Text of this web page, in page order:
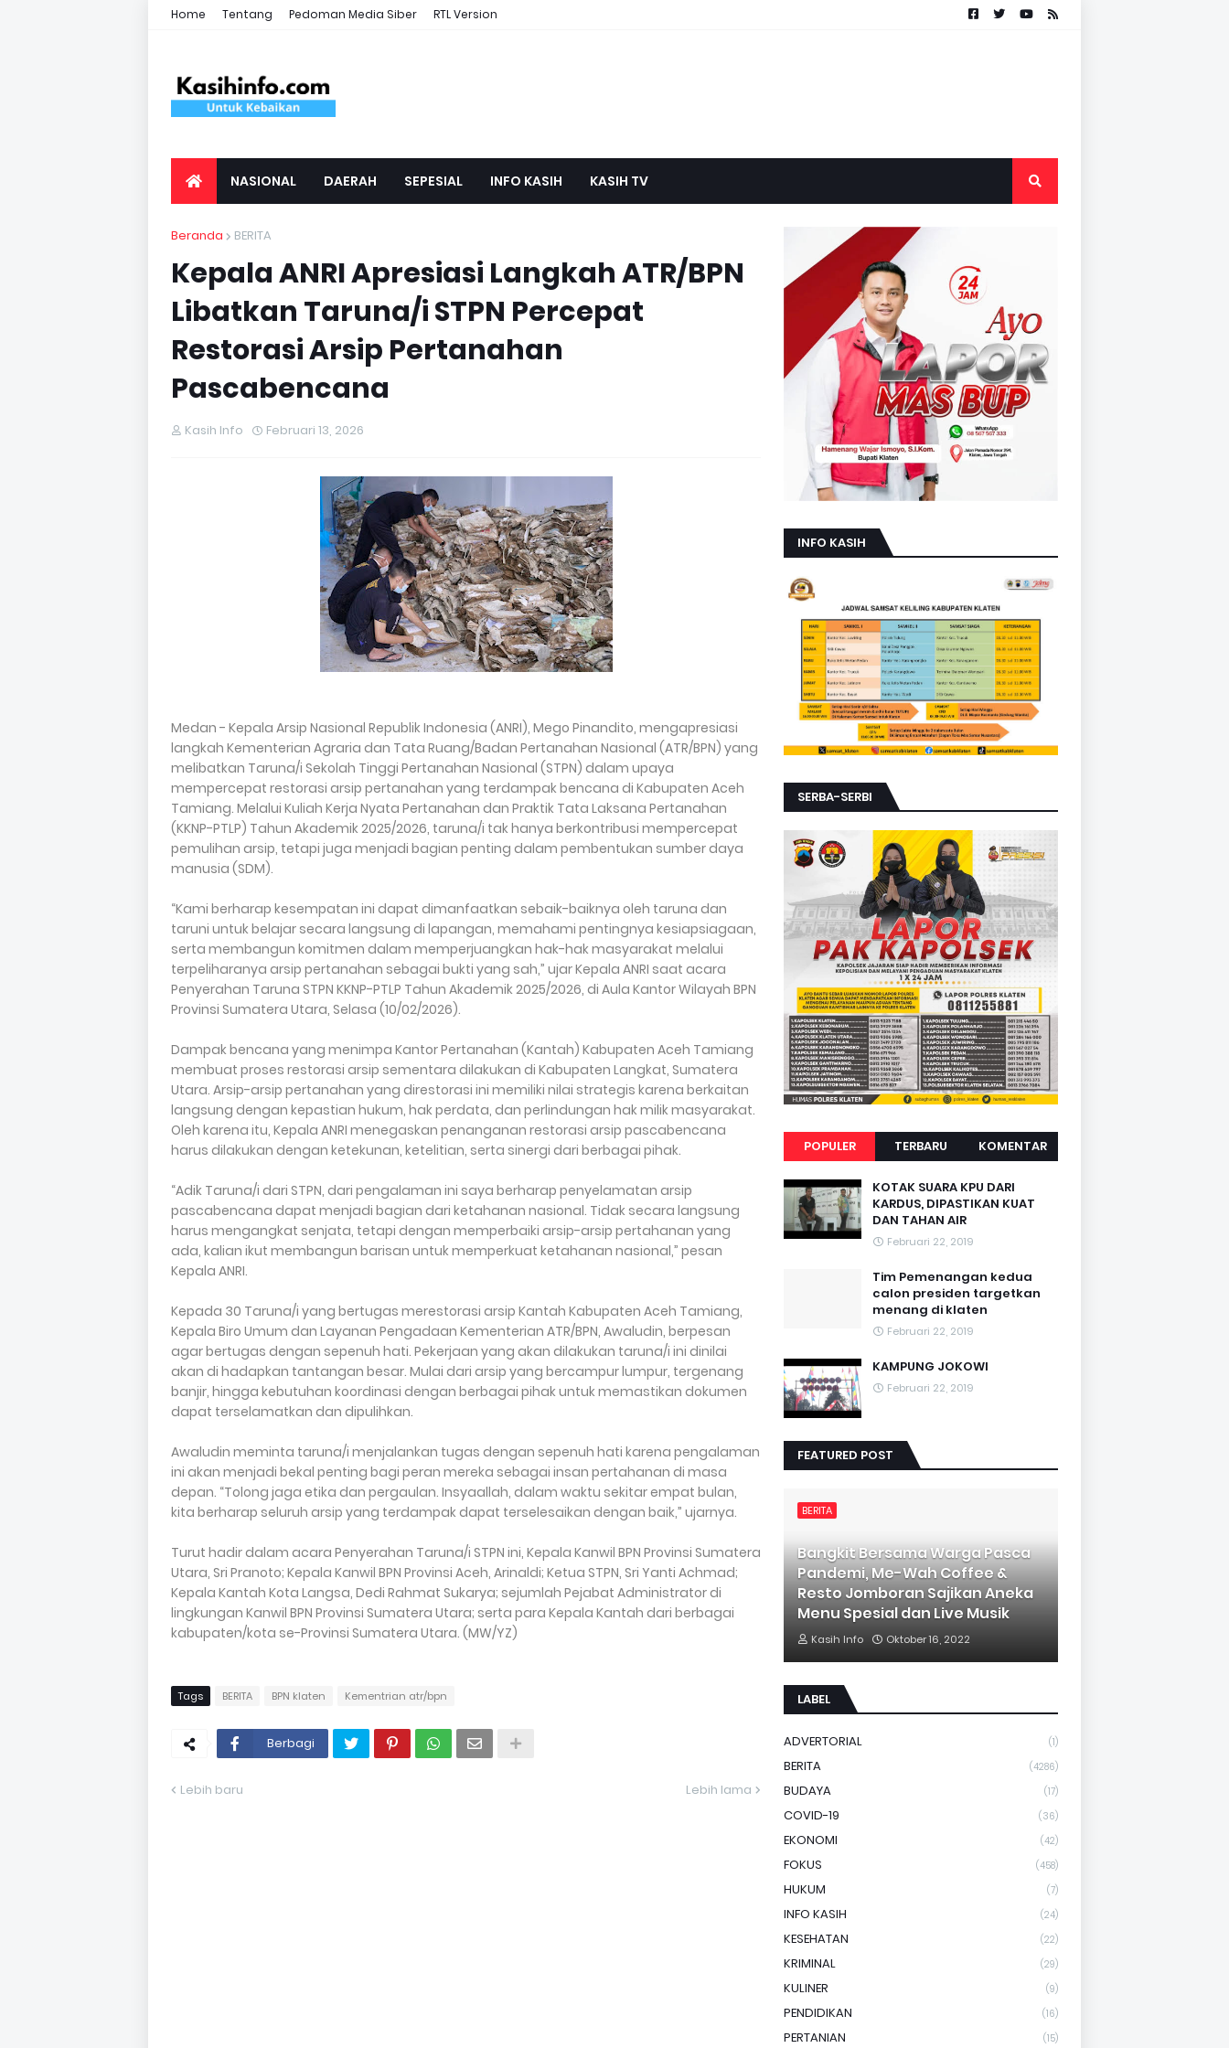
Home Tentang Pedoman Media Siber RTL Version
NASIONAL DAERAH SEPESIAL INFO KASIH KASIH TV
Beranda BERITA
Kepala ANRI Apresiasi Langkah ATR/BPN
Libatkan Taruna/i STPN Percepat
Restorasi Arsip Pertanahan
Pascabencana
Kasih Info Februari 13, 2026
Medan - Kepala Arsip Nasional Republik Indonesia (ANRI), Mego Pinandito, mengapresiasi
langkah Kementerian Agraria dan Tata Ruang/Badan Pertanahan Nasional (ATR/BPN) yang
melibatkan Taruna/i Sekolah Tinggi Pertanahan Nasional (STPN) dalam upaya
mempercepat restorasi arsip pertanahan yang terdampak bencana di Kabupaten Aceh
Tamiang. Melalui Kuliah Kerja Nyata Pertanahan dan Praktik Tata Laksana Pertanahan
(KKNP-PTLP) Tahun Akademik 2025/2026, taruna/i tak hanya berkontribusi mempercepat
pemulihan arsip, tetapi juga menjadi bagian penting dalam pembentukan sumber daya
manusia (SDM).
“Kami berharap kesempatan ini dapat dimanfaatkan sebaik-baiknya oleh taruna dan
taruni untuk belajar secara langsung di lapangan, memahami pentingnya kesiapsiagaan,
serta membangun komitmen dalam memperjuangkan hak-hak masyarakat melalui
terpeliharanya arsip pertanahan sebagai bukti yang sah,” ujar Kepala ANRI saat acara
Penyerahan Taruna STPN KKNP-PTLP Tahun Akademik 2025/2026, di Aula Kantor Wilayah BPN
Provinsi Sumatera Utara, Selasa (10/02/2026).
Dampak bencana yang menimpa Kantor Pertanahan (Kantah) Kabupaten Aceh Tamiang
membuat proses restorasi arsip sementara dilakukan di Kabupaten Langkat, Sumatera
Utara. Arsip-arsip pertanahan yang direstorasi ini memiliki nilai strategis karena berkaitan
langsung dengan kepastian hukum, hak perdata, dan perlindungan hak milik masyarakat.
Oleh karena itu, Kepala ANRI menegaskan penanganan restorasi arsip pascabencana
harus dilakukan dengan ketekunan, ketelitian, serta sinergi dari berbagai pihak.
“Adik Taruna/i dari STPN, dari pengalaman ini saya berharap penyelamatan arsip
pascabencana dapat menjadi bagian dari ketahanan nasional. Tidak secara langsung
harus mengangkat senjata, tetapi dengan memperbaiki arsip-arsip pertahanan yang
ada, kalian ikut membangun barisan untuk memperkuat ketahanan nasional,” pesan
Kepala ANRI.
Kepada 30 Taruna/i yang bertugas merestorasi arsip Kantah Kabupaten Aceh Tamiang,
Kepala Biro Umum dan Layanan Pengadaan Kementerian ATR/BPN, Awaludin, berpesan
agar bertugas dengan sepenuh hati. Pekerjaan yang akan dilakukan taruna/i ini dinilai
akan di hadapkan tantangan besar. Mulai dari arsip yang bercampur lumpur, tergenang
banjir, hingga kebutuhan koordinasi dengan berbagai pihak untuk memastikan dokumen
dapat terselamatkan dan dipulihkan.
Awaludin meminta taruna/i menjalankan tugas dengan sepenuh hati karena pengalaman
ini akan menjadi bekal penting bagi peran mereka sebagai insan pertahanan di masa
depan. “Tolong jaga etika dan pergaulan. Insyaallah, dalam waktu sekitar empat bulan,
kita berharap seluruh arsip yang terdampak dapat terselesaikan dengan baik,” ujarnya.
Turut hadir dalam acara Penyerahan Taruna/i STPN ini, Kepala Kanwil BPN Provinsi Sumatera
Utara, Sri Pranoto; Kepala Kanwil BPN Provinsi Aceh, Arinaldi; Ketua STPN, Sri Yanti Achmad;
Kepala Kantah Kota Langsa, Dedi Rahmat Sukarya; sejumlah Pejabat Administrator di
lingkungan Kanwil BPN Provinsi Sumatera Utara; serta para Kepala Kantah dari berbagai
kabupaten/kota se-Provinsi Sumatera Utara. (MW/YZ)
Tags BERITA BPN klaten Kementrian atr/bpn
Berbagi
Lebih baru Lebih lama
INFO KASIH
SERBA-SERBI
POPULER TERBARU KOMENTAR
KOTAK SUARA KPU DARI
KARDUS, DIPASTIKAN KUAT
DAN TAHAN AIR
Februari 22, 2019
Tim Pemenangan kedua
calon presiden targetkan
menang di klaten
Februari 22, 2019
KAMPUNG JOKOWI
Februari 22, 2019
FEATURED POST
BERITA
Bangkit Bersama Warga Pasca
Pandemi, Me-Wah Coffee &
Resto Jomboran Sajikan Aneka
Menu Spesial dan Live Musik
Kasih Info Oktober 16, 2022
LABEL
ADVERTORIAL (1)
BERITA (4286)
BUDAYA (17)
COVID-19 (36)
EKONOMI (42)
FOKUS (458)
HUKUM (7)
INFO KASIH (24)
KESEHATAN (22)
KRIMINAL (29)
KULINER (9)
PENDIDIKAN (16)
PERTANIAN (15)